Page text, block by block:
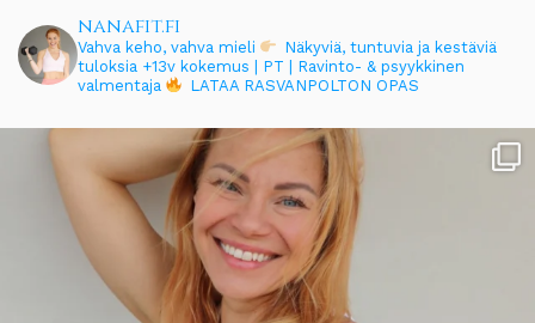
nanafit.fi
Vahva keho, vahva mieli
Näkyviä, tuntuvia ja kestäviä
tuloksia +13v kokemus | PT | Ravinto- & psyykkinen
valmentaja
LATAA RASVANPOLTON OPAS